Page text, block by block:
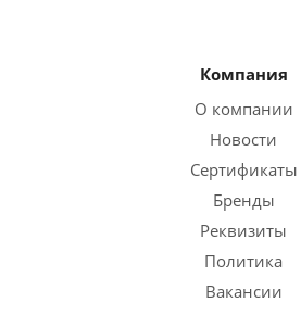
Компания
О компании
Новости
Сертификаты
Бренды
Реквизиты
Политика
Вакансии